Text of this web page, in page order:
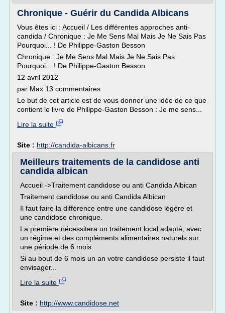
Chronique - Guérir du Candida Albicans
Vous êtes ici : Accueil / Les différentes approches anti-
candida / Chronique : Je Me Sens Mal Mais Je Ne Sais Pas
Pourquoi... ! De Philippe-Gaston Besson
Chronique : Je Me Sens Mal Mais Je Ne Sais Pas
Pourquoi... ! De Philippe-Gaston Besson
12 avril 2012
par Max 13 commentaires
Le but de cet article est de vous donner une idée de ce que
contient le livre de Philippe-Gaston Besson : Je me sens...
Lire la suite
Site : http://candida-albicans.fr
Meilleurs traitements de la candidose anti
candida albican
Accueil ->Traitement candidose ou anti Candida Albican
Traitement candidose ou anti Candida Albican
Il faut faire la différence entre une candidose légère et
une candidose chronique.
La première nécessitera un traitement local adapté, avec
un régime et des compléments alimentaires naturels sur
une période de 6 mois.
Si au bout de 6 mois un an votre candidose persiste il faut
envisager...
Lire la suite
Site : http://www.candidose.net